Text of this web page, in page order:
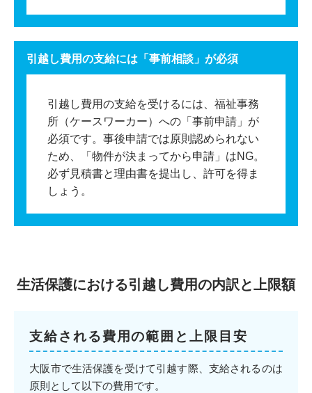
引越し費用の支給には「事前相談」が必須
引越し費用の支給を受けるには、福祉事務
所（ケースワーカー）への「事前申請」が
必須です。事後申請では原則認められない
ため、「物件が決まってから申請」はNG。
必ず見積書と理由書を提出し、許可を得ま
しょう。
生活保護における引越し費用の内訳と上限額
支給される費用の範囲と上限目安
大阪市で生活保護を受けて引越す際、支給されるのは
原則として以下の費用です。